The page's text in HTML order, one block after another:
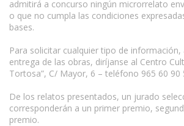
admitirá a concurso ningún microrrelato
o que no cumpla las condiciones
bases.
Para solicitar cualquier tipo de
entrega de las obras, diríjanse al Centro
Tortosa”, C/ Mayor, 6 – teléfono 965 60 90
De los relatos presentados, un jurado
corresponderán a un primer premio,
premio.